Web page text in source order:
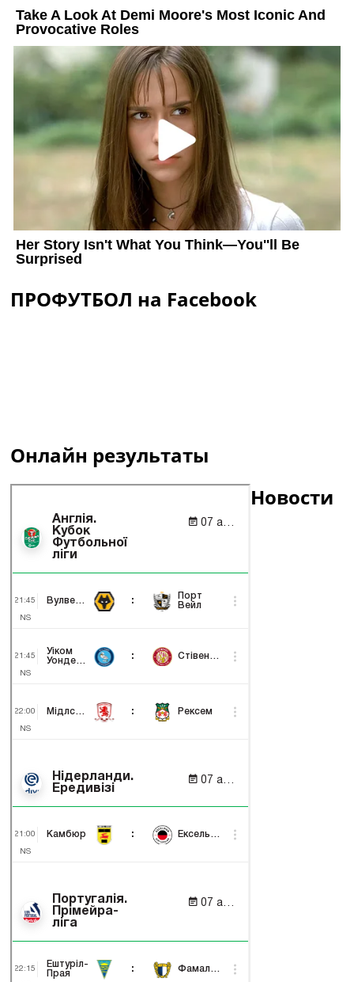
ПРОФУТБОЛ на Facebook
Онлайн результаты
Новости